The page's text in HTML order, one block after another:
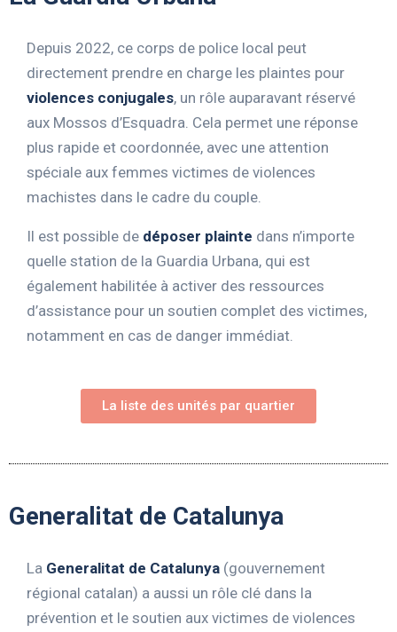
Depuis 2022, ce corps de police local peut
directement prendre en charge les plaintes pour
violences conjugales, un rôle auparavant réservé
aux Mossos d’Esquadra. Cela permet une réponse
plus rapide et coordonnée, avec une attention
spéciale aux femmes victimes de violences
machistes dans le cadre du couple.
Il est possible de déposer plainte dans n’importe
quelle station de la Guardia Urbana, qui est
également habilitée à activer des ressources
d’assistance pour un soutien complet des victimes,
notamment en cas de danger immédiat.
La liste des unités par quartier
Generalitat de Catalunya
La Generalitat de Catalunya (gouvernement
régional catalan) a aussi un rôle clé dans la
prévention et le soutien aux victimes de violences